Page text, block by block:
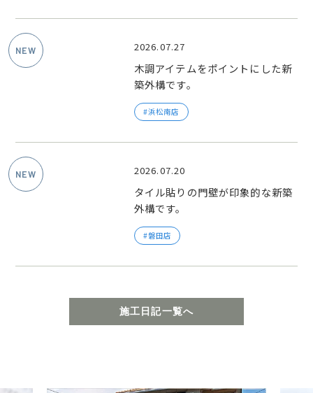
2026.07.27
木調アイテムをポイントにした新
築外構です。
浜松南店
2026.07.20
タイル貼りの門壁が印象的な新築
外構です。
磐田店
施工日記一覧へ